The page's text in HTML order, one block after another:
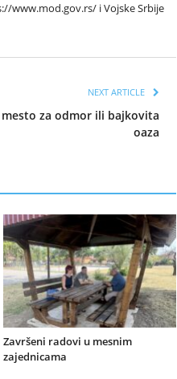
www.mod.gov.rs/ i Vojske Srbije
NEXT ARTICLE
mesto za odmor ili bajkovita
oaza
Završeni radovi u mesnim
zajednicama